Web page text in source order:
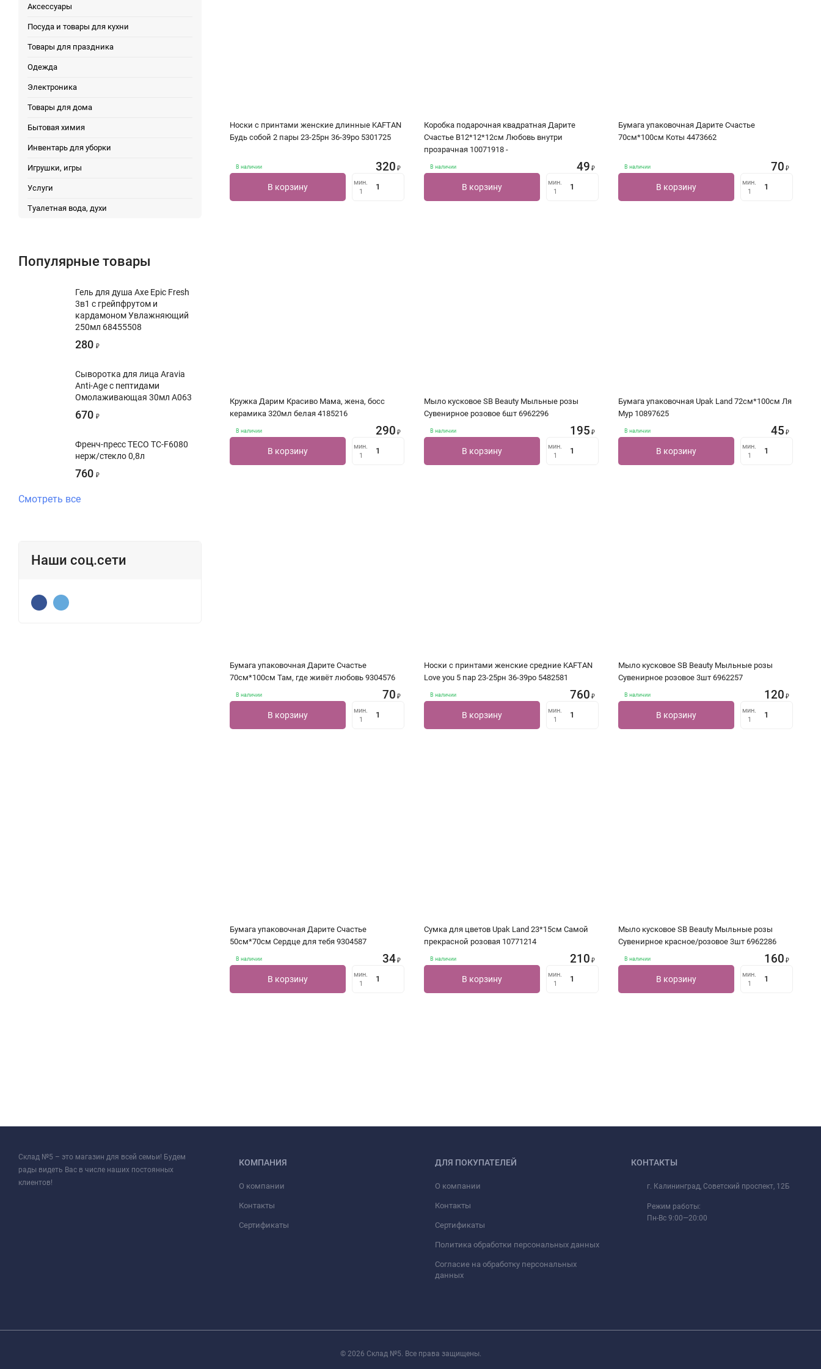
Аксессуары
Посуда и товары для кухни
Товары для праздника
Одежда
Электроника
Товары для дома
Бытовая химия
Инвентарь для уборки
Игрушки, игры
Услуги
Туалетная вода, духи
Популярные товары
Гель для душа Axe Epic Fresh
3в1 с грейпфрутом и
кардамоном Увлажняющий
250мл 68455508
280 ₽
Сыворотка для лица Aravia
Anti-Age c пептидами
Омолаживающая 30мл A063
670 ₽
Френч-пресс TECO TC-F6080
нерж/стекло 0,8л
760 ₽
Смотреть все
Наши соц.сети
Носки с принтами женские длинные KAFTAN
Будь собой 2 пары 23-25рн 36-39ро 5301725
В наличии 320 ₽
В корзину
мин.
1
Коробка подарочная квадратная Дарите
Счастье В12*12*12см Любовь внутри
прозрачная 10071918 -
В наличии 49 ₽
В корзину
мин.
1
Бумага упаковочная Дарите Счастье
70см*100см Коты 4473662
В наличии 70 ₽
В корзину
мин.
1
Кружка Дарим Красиво Мама, жена, босс
керамика 320мл белая 4185216
В наличии 290 ₽
В корзину
мин.
1
Мыло кусковое SB Beauty Мыльные розы
Сувенирное розовое 6шт 6962296
В наличии 195 ₽
В корзину
мин.
1
Бумага упаковочная Upak Land 72см*100см Ля
Мур 10897625
В наличии 45 ₽
В корзину
мин.
1
Бумага упаковочная Дарите Счастье
70см*100см Там, где живёт любовь 9304576
В наличии 70 ₽
В корзину
мин.
1
Носки с принтами женские средние KAFTAN
Love you 5 пар 23-25рн 36-39ро 5482581
В наличии 760 ₽
В корзину
мин.
1
Мыло кусковое SB Beauty Мыльные розы
Сувенирное розовое 3шт 6962257
В наличии 120 ₽
В корзину
мин.
1
Бумага упаковочная Дарите Счастье
50см*70см Сердце для тебя 9304587
В наличии 34₽
В корзину
мин.
1
Сумка для цветов Upak Land 23*15см Самой
прекрасной розовая 10771214
В наличии 210 ₽
В корзину
мин.
1
Мыло кусковое SB Beauty Мыльные розы
Сувенирное красное/розовое 3шт 6962286
В наличии 160 ₽
В корзину
мин.
1
Склад №5 – это магазин для всей семьи! Будем
рады видеть Вас в числе наших постоянных
клиентов!
КОМПАНИЯ
О компании
Контакты
Сертификаты
ДЛЯ ПОКУПАТЕЛЕЙ
О компании
Контакты
Сертификаты
Политика обработки персональных данных
Согласие на обработку персональных
данных
КОНТАКТЫ
г. Калининград, Советский проспект, 12Б
Режим работы:
Пн-Вс 9:00—20:00
© 2026 Склад №5. Все права защищены.